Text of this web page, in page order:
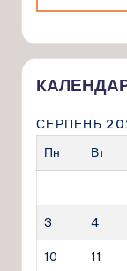
СЕРПЕНЬ
Пн
Вт
3 4
10 11